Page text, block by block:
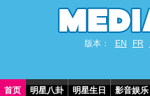
版本： EN FR
首页 明星八卦 明星生日 影音娱乐